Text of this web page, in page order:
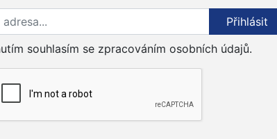
Přihlaste se k odběru novinek
Přihlásit
souhlasím se zpracováním osobních údajů.